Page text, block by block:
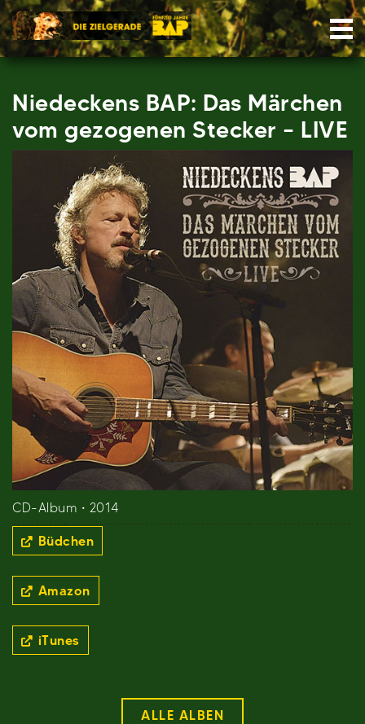
Skip
to
content
Niedeckens BAP: Das Märchen
vom gezogenen Stecker – LIVE
CD-Album • 2014
Büdchen
Amazon
iTunes
ALLE ALBEN